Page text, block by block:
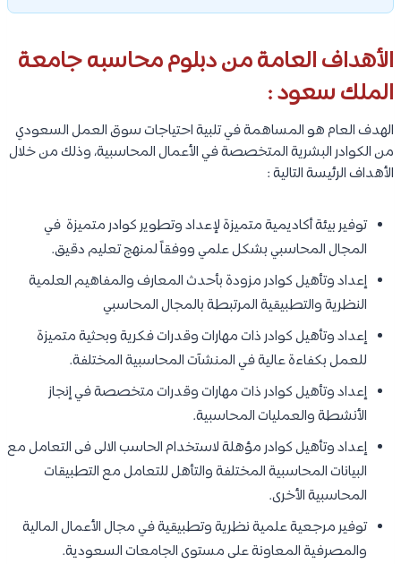
الأهداف العامة من دبلوم محاسبه جامعة
الملك سعود :
الهدف العام هو المساهمة في تلبية احتياجات سوق العمل السعودي
من الكوادر البشرية المتخصصة في الأعمال المحاسبية، وذلك من خلال
الأهداف الرئيسة التالية :
توفير بيئة أكاديمية متميزة لإعداد وتطوير كوادر متميزة في
المجال المحاسبي بشكل علمي ووفقاً لمنهج تعليم دقيق.
إعداد وتأهيل كوادر مزودة بأحدث المعارف والمفاهيم العلمية
النظرية والتطبيقية المرتبطة بالمجال المحاسبي
إعداد وتأهيل كوادر ذات مهارات وقدرات فكرية وبحثية متميزة
للعمل بكفاءة عالية في المنشآت المحاسبية المختلفة.
إعداد وتأهيل كوادر ذات مهارات وقدرات متخصصة في إنجاز
الأنشطة والعمليات المحاسبية.
إعداد وتأهيل كوادر مؤهلة لاستخدام الحاسب الالى فى التعامل مع
البيانات المحاسبية المختلفة والتأهل للتعامل مع التطبيقات
المحاسبية الأخرى.
توفير مرجعية علمية نظرية وتطبيقية في مجال الأعمال المالية
والمصرفية المعاونة على مستوى الجامعات السعودية.